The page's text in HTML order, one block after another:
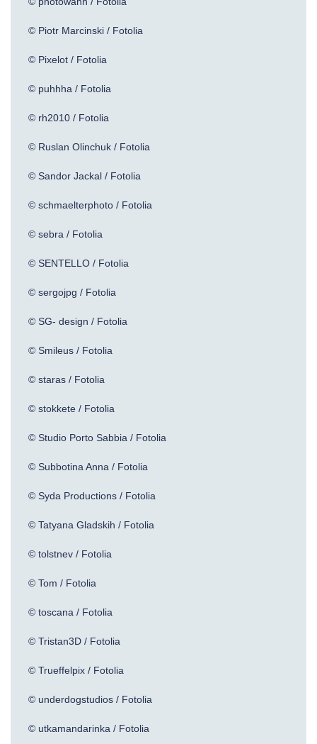
© Piotr Marcinski / Fotolia
© Pixelot / Fotolia
© puhhha / Fotolia
© rh2010 / Fotolia
© Ruslan Olinchuk / Fotolia
© Sandor Jackal / Fotolia
© schmaelterphoto / Fotolia
© sebra / Fotolia
© SENTELLO / Fotolia
© sergojpg / Fotolia
© SG- design / Fotolia
© Smileus / Fotolia
© staras / Fotolia
© stokkete / Fotolia
© Studio Porto Sabbia / Fotolia
© Subbotina Anna / Fotolia
© Syda Productions / Fotolia
© Tatyana Gladskih / Fotolia
© tolstnev / Fotolia
© Tom / Fotolia
© toscana / Fotolia
© Tristan3D / Fotolia
© Trueffelpix / Fotolia
© underdogstudios / Fotolia
© utkamandarinka / Fotolia